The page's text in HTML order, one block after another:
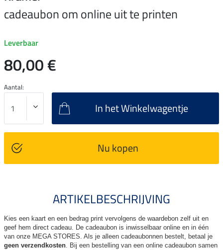
cadeaubon om online uit te printen
Leverbaar
80,00 €
Aantal:
In het Winkelwagentje
Nu kopen
ARTIKELBESCHRIJVING
Kies een kaart en een bedrag print vervolgens de waardebon zelf uit en
geef hem direct cadeau. De cadeaubon is inwisselbaar online en in één
van onze MEGA STORES. Als je alleen cadeaubonnen bestelt, betaal je
geen verzendkosten. Bij een bestelling van een online cadeaubon samen